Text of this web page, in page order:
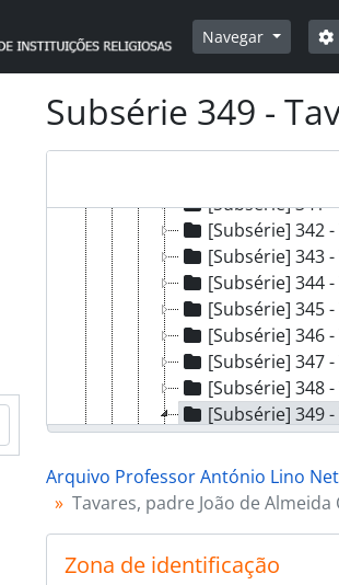
Navegar
Pesquisar
Subsérie 349 -
[Subsérie] 334 -
[Subsérie] 335 -
[Subsérie] 336
[Subsérie] 337
[Subsérie] 338 -
[Subsérie] 339 -
[Subsérie] 341
[Subsérie] 342
[Subsérie] 343
[Subsérie] 344
[Subsérie] 345 -
[Subsérie] 346
[Subsérie] 347 -
[Subsérie] 348
[Subsérie] 349
[Documento
[Subsérie] 350
[Subsérie] 351
[Subsérie] 354 -
Arquivo Professor António Lino
Tavares, padre João de Almeida
Zona de identificação